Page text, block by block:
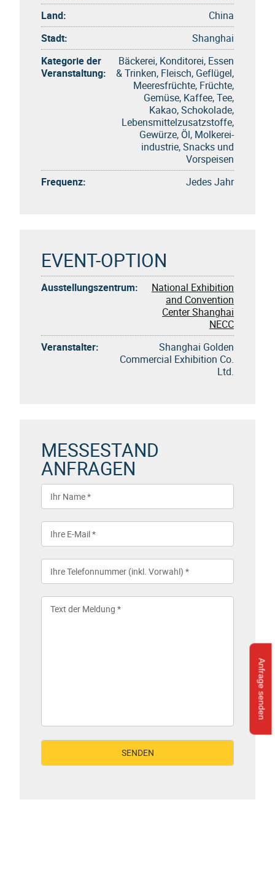
Anfrage senden
Land:
China
Stadt:
Shanghai
Kategorie der
Veranstaltung:
Bäckerei, Konditorei, Essen
& Trinken, Fleisch, Geflügel,
Meeresfrüchte, Früchte,
Gemüse, Kaffee, Tee,
Kakao, Schokolade,
Lebensmittelzusatzstoffe,
Gewürze, Öl, Molkerei-
industrie, Snacks und
Vorspeisen
Frequenz:
Jedes Jahr
EVENT-OPTION
Ausstellungszentrum:
National Exhibition
and Convention
Center Shanghai
NECC
Veranstalter:
Shanghai Golden
Commercial Exhibition Co.
Ltd.
MESSESTAND
ANFRAGEN